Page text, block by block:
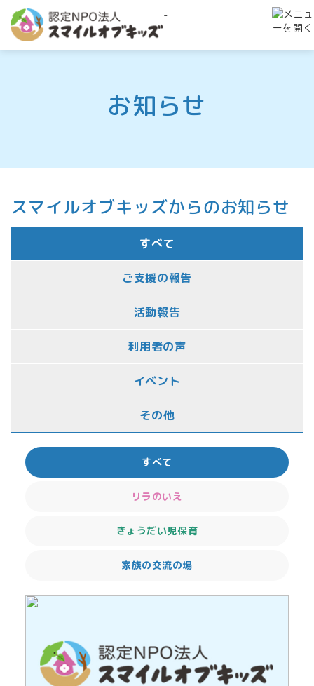
-
お知らせ
スマイルオブキッズからのお知らせ
すべて
ご支援の報告
活動報告
利用者の声
イベント
その他
すべて
リラのいえ
きょうだい児保育
家族の交流の場